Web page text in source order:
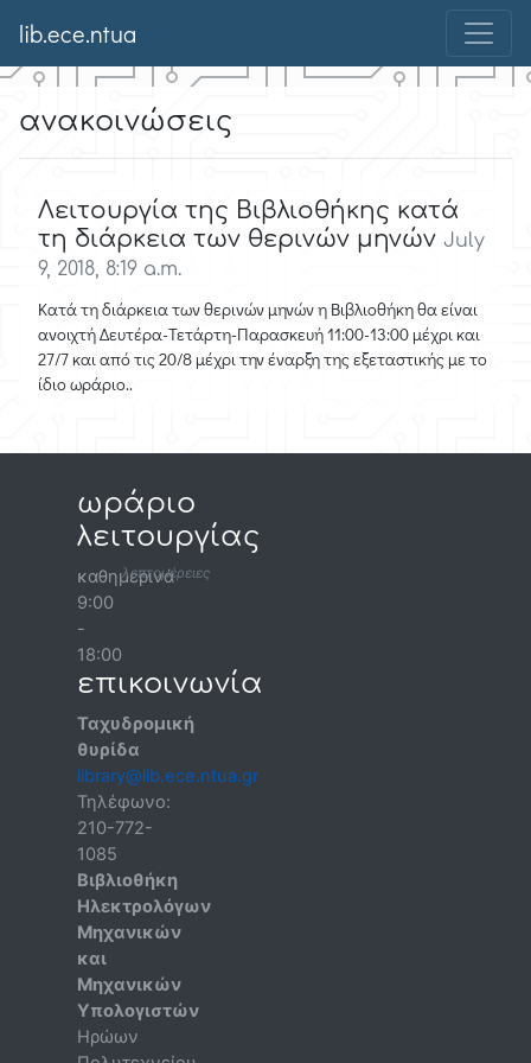
lib.ece.ntua
ανακοινώσεις
Λειτουργία της Βιβλιοθήκης κατά
τη διάρκεια των θερινών μηνών July
9, 2018, 8:19 a.m.
Κατά τη διάρκεια των θερινών μηνών η Βιβλιοθήκη θα είναι
ανοιχτή Δευτέρα-Τετάρτη-Παρασκευή 11:00-13:00 μέχρι και
27/7 και από τις 20/8 μέχρι την έναρξη της εξεταστικής με το
ίδιο ωράριο..
ωράριο
λειτουργίας
καθημερινά
9:00
-
18:00
λεπτομέρειες
επικοινωνία
Ταχυδρομική
θυρίδα
library@lib.ece.ntua.gr
Τηλέφωνο:
210-772-
1085
Βιβλιοθήκη
Ηλεκτρολόγων
Μηχανικών
και
Μηχανικών
Υπολογιστών
Ηρώων